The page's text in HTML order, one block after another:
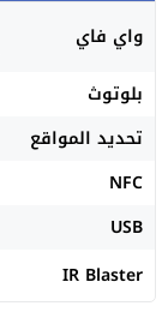
واي فاي
بلوتوث
تحديد المواقع
NFC
USB
IR Blaster